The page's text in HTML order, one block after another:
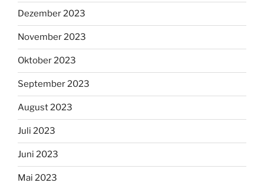
Dezember 2023
November 2023
Oktober 2023
September 2023
August 2023
Juli 2023
Juni 2023
Mai 2023